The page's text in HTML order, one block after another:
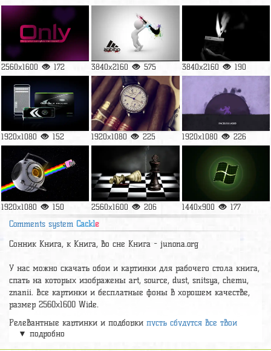
2560x1600 172 3840x2160 575 3840x2160 190
1920x1080 152 1920x1080 225 1920x1080 226
1920x1080 150 2560x1600 206 1440x900 177
Comments system Cackle
Сонник Книга, к Книга, во сне Книга - junona.org
У нас можно скачать обои и картинки для рабочего стола книга,
спать на которых изображены art, source, dust, snitsya, chemu,
znanii. Все картинки и бесплатные фоны в хорошем качестве,
размер 2560x1600 Wide.
Релевантные картинки и подборки пусть сбудутся все твои
мечты и желания картинки
книгой,космос фон,луна раскрытая книга стихов со звёздами,
▼ подробно